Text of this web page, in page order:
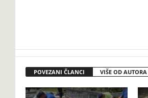
POVEZANI ČLANCI VIŠE OD AUTORA